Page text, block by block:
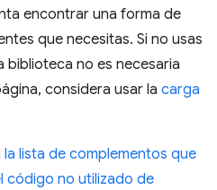
encontrar una forma de
que necesitas. Si no usas
biblioteca no es necesaria
considera usar la carga
la lista de complementos que
código no utilizado de